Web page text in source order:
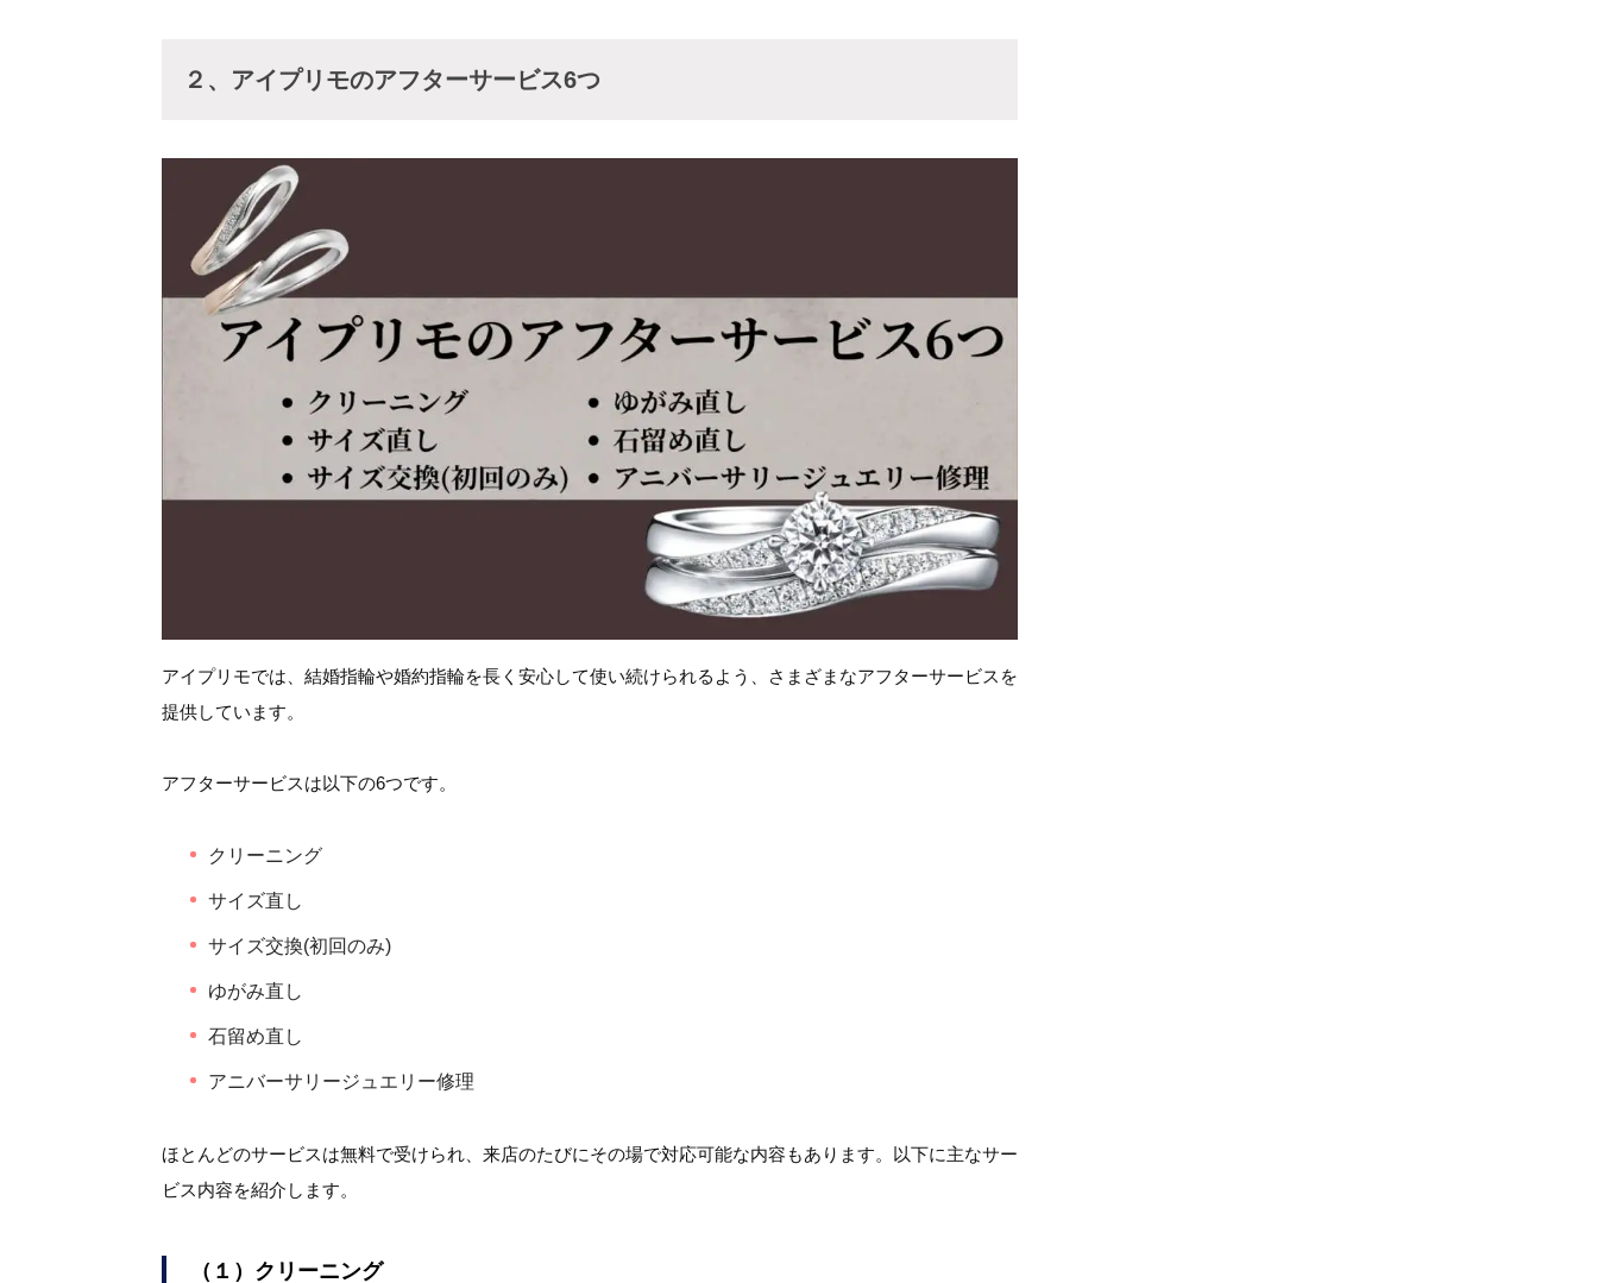
２、アイプリモのアフターサービス6つ
アイプリモでは、結婚指輪や婚約指輪を長く安心して使い続けられるよう、さまざまなアフターサービスを
提供しています。
アフターサービスは以下の6つです。
クリーニング
サイズ直し
サイズ交換(初回のみ)
ゆがみ直し
石留め直し
アニバーサリージュエリー修理
ほとんどのサービスは無料で受けられ、来店のたびにその場で対応可能な内容もあります。以下に主なサー
ビス内容を紹介します。
（１）クリーニング